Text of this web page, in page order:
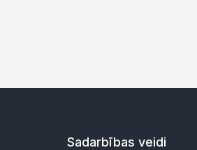
Sadarbības veidi